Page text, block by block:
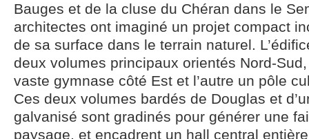
Bauges et de la cluse du Chéran dans le
architectes ont imaginé un projet compact
de sa surface dans le terrain naturel.
deux volumes principaux orientés Nord-Sud,
vaste gymnase côté Est et l’autre un pôle
Ces deux volumes bardés de Douglas et
galvanisé sont gradinés pour générer une
paysage, et encadrent un hall central